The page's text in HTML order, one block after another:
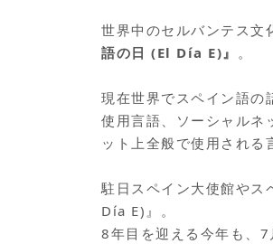
世界中のセルバンテス文
語の日 (El Día E)』 。
現在世界でスペイン語の
使用言語、ソーシャル
ット上全般で使用される
駐日スペイン大使館やス
Día E)』。
8年目を迎える今年も、